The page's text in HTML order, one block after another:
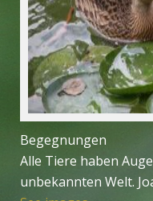
Be­geg­nungen
Alle Tiere haben
unbekannten Welt.